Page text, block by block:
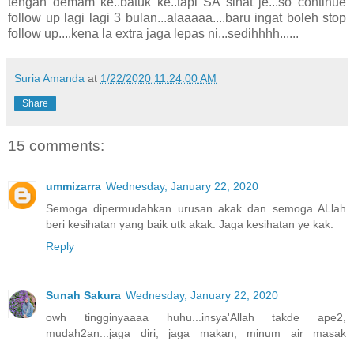
follow up lagi lagi 3 bulan...alaaaaa....baru ingat boleh stop
follow up....kena la extra jaga lepas ni...sedihhhh......
Suria Amanda at 1/22/2020 11:24:00 AM
Share
15 comments:
ummizarra Wednesday, January 22, 2020
Semoga dipermudahkan urusan akak dan semoga ALlah
beri kesihatan yang baik utk akak. Jaga kesihatan ye kak.
Reply
Sunah Sakura Wednesday, January 22, 2020
owh tingginyaaaa huhu...insya'Allah takde ape2,
mudah2an...jaga diri, jaga makan, minum air masak